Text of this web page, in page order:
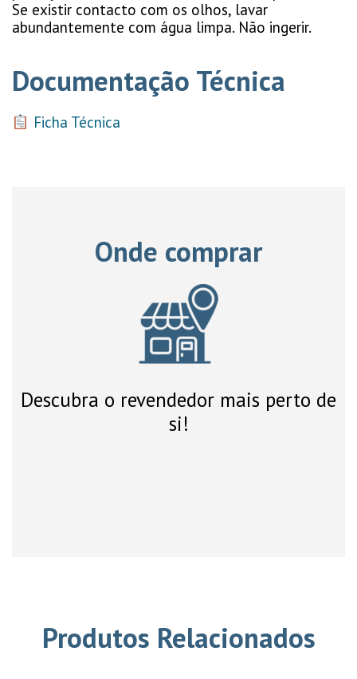
Se existir contacto com os olhos, lavar
abundantemente com água limpa. Não ingerir.
Documentação Técnica
Ficha Técnica
Onde comprar
Descubra o revendedor mais perto de
si!
Produtos Relacionados